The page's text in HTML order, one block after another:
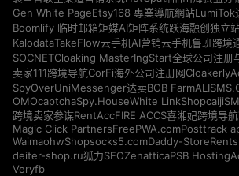
Gen White PageEtsy168 專業導航網站LumiTok
Boomlify 临时邮箱矩媒AI矩阵系统跃海融创独立
KalodataTakeFlow云手机AI营销云手机鲁班跨境
SOCNETCloaking MasterIngStart全球公司注册
卖家111跨境导航CorFi海外公司注册网Cloakerly
SpyOverUniMessenger达卖BOB Farm
OMOcaptchaSpy.HouseWhite LinkShopcaiji
跨境卖家参谋RentAccFIRE ACCS喜湘妃跨境导航
Magic Click PartnersFreePWA.comPosttrack
WaimaohwShopsocks5.comDaddy-Store
deiter-shop.ru狐力SEOZenatticaPSB Hosting
Veryfb